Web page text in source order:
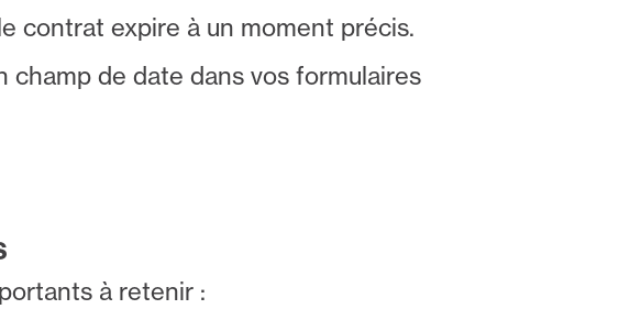
contrat expire à un moment précis.
de date dans vos formulaires
à retenir :